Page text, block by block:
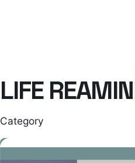
LIFE
Category